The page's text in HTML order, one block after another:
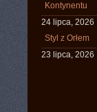
Kontynentu
24 lipca, 2026
Styl z Orłem
23 lipca, 2026